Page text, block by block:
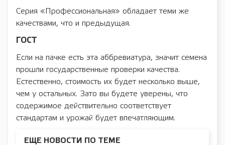
Серия «Профессиональная» обладает теми же
качествами, что и предыдущая.
ГОСТ
Если на пачке есть эта аббревиатура, значит семена
прошли государственные проверки качества.
Естественно, стоимость их будет несколько выше,
чем у остальных. Зато вы будете уверены, что
содержимое действительно соответствует
стандартам и урожай будет впечатляющим.
ЕЩЕ НОВОСТИ ПО ТЕМЕ